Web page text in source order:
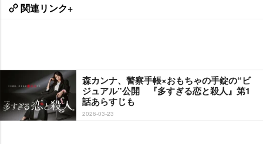
関連リンク+
森カンナ、警察手帳×おもちゃの手錠の“ビ
ジュアル”公開 『多すぎる恋と殺人』第1
話あらすじも
2026-03-23